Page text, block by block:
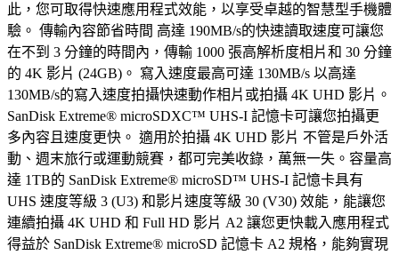
此，您可取得快速應用程式效能，以享受卓越的智慧型手機體
驗。 傳輸內容節省時間 高達 190MB/s的快速讀取速度可讓您
在不到 3 分鐘的時間內，傳輸 1000 張高解析度相片和 30 分鐘
的 4K 影片 (24GB)。 寫入速度最高可達 130MB/s 以高達
130MB/s的寫入速度拍攝快速動作相片或拍攝 4K UHD 影片。
SanDisk Extreme® microSDXC™ UHS-I 記憶卡可讓您拍攝更
多內容且速度更快。 適用於拍攝 4K UHD 影片 不管是戶外活
動、週末旅行或運動競賽，都可完美收錄，萬無一失。容量高
達 1TB的 SanDisk Extreme® microSD™ UHS-I 記憶卡具有
UHS 速度等級 3 (U3) 和影片速度等級 30 (V30) 效能，能讓您
連續拍攝 4K UHD 和 Full HD 影片 A2 讓您更快載入應用程式
得益於 SanDisk Extreme® microSD 記憶卡 A2 規格，能夠實現